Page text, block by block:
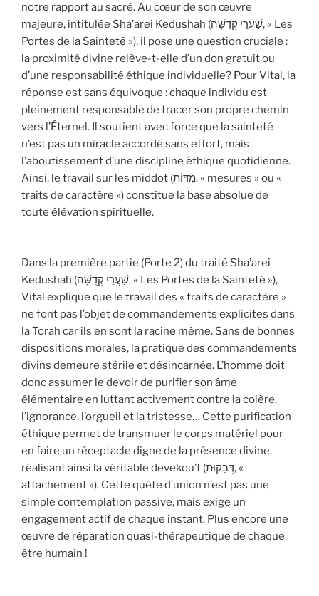
notre rapport au sacré. Au cœur de son œuvre
majeure, intitulée Sha’arei Kedushah (שַׁעֲרֵי קְדֻשָּׁה, « Les
Portes de la Sainteté »), il pose une question cruciale :
la proximité divine relève-t-elle d’un don gratuit ou
d’une responsabilité éthique individuelle? Pour Vital, la
réponse est sans équivoque : chaque individu est
pleinement responsable de tracer son propre chemin
vers l’Éternel. Il soutient avec force que la sainteté
n’est pas un miracle accordé sans effort, mais
l’aboutissement d’une discipline éthique quotidienne.
Ainsi, le travail sur les middot (מִדּוֹת, « mesures » ou «
traits de caractère ») constitue la base absolue de
toute élévation spirituelle.
Dans la première partie (Porte 2) du traité Sha’arei
Kedushah (שַׁעֲרֵי קְדֻשָּׁה, « Les Portes de la Sainteté »),
Vital explique que le travail des « traits de caractère »
ne font pas l’objet de commandements explicites dans
la Torah car ils en sont la racine même. Sans de bonnes
dispositions morales, la pratique des commandements
divins demeure stérile et désincarnée. L’homme doit
donc assumer le devoir de purifier son âme
élémentaire en luttant activement contre la colère,
l’ignorance, l’orgueil et la tristesse… Cette purification
éthique permet de transmuer le corps matériel pour
en faire un réceptacle digne de la présence divine,
réalisant ainsi la véritable devekou’t (דְּבֵקוּת, «
attachement »). Cette quête d’union n’est pas une
simple contemplation passive, mais exige un
engagement actif de chaque instant. Plus encore une
œuvre de réparation quasi-thérapeutique de chaque
être humain !